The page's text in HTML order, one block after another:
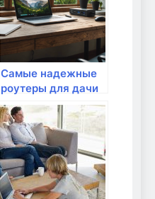
Самые надежные
роутеры для дачи
в 2023 году